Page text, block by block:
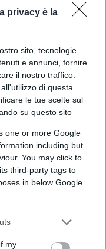
privacy è la
sito, tecnologie
e annunci, fornire
il nostro traffico.
di questa
le tue scelte sul
su questo sito
one or more Google
including but
You may click to
third-party tags to
in below Google
my
Pagina
33
Leggi i commenti
delle vignette